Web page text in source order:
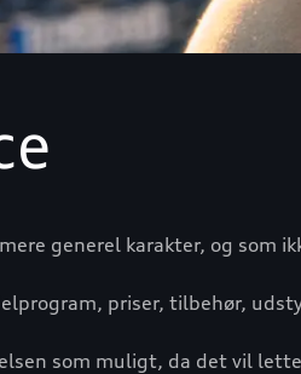
generel karakter, og som
priser, tilbehør,
som muligt, da det vil